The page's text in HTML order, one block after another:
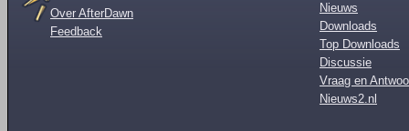
Over AfterDawn
Feedback
Nieuws
Downloads
Top Downloads
Discussie
Vraag en
Nieuws2.nl